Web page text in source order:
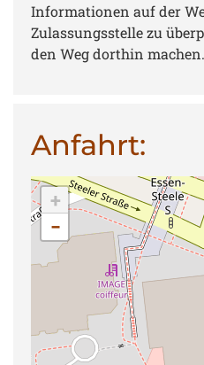
Informationen auf der
Zulassungsstelle zu
den Weg dorthin machen.
Anfahrt:
+
−